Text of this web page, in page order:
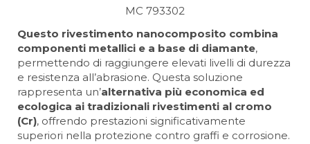
MC 793302
Questo rivestimento nanocomposito combina
componenti metallici e a base di diamante,
permettendo di raggiungere elevati livelli di durezza
e resistenza all’abrasione. Questa soluzione
rappresenta un’alternativa più economica ed
ecologica ai tradizionali rivestimenti al cromo
(Cr), offrendo prestazioni significativamente
superiori nella protezione contro graffi e corrosione.